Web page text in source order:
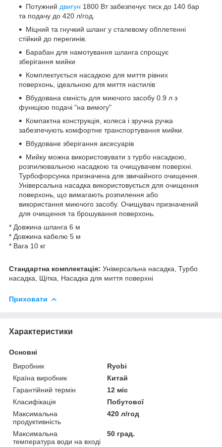
Потужний двигун 1800 Вт забезпечує тиск до 140 бар
та подачу до 420 л/год.
Міцний та гнучкий шланг у сталевому обплетенні
стійкий до перегинів.
Барабан для намотування шланга спрощує
зберігання мийки
Комплектується насадкою для миття рівних
поверхонь, ідеальною для миття настилів
Вбудована ємність для миючого засобу 0.9 л з
функцією подачі "на вимогу"
Компактна конструкція, колеса і зручна ручка
забезпечують комфортне транспортування мийки.
Вбудоване зберігання аксесуарів
Мийку можна використовувати з турбо насадкою,
розпилювальною насадкою та очищувачем поверхні.
Турбофорсунка призначена для звичайного очищення.
Універсальна насадка використовується для очищення
поверхонь, що вимагають розпилення або
використання миючого засобу. Очищувач призначений
для очищення та брошування поверхонь.
* Довжина шланга 6 м
* Довжина кабелю 5 м
* Вага 10 кг
Стандартна комплектація: Універсальна насадка, Турбо
насадка, Щітка, Насадка для миття поверхні
Приховати
Характеристики
Основні
Виробник
Ryobi
Країна виробник
Китай
Гарантійний термін
12 міс
Класифікація
Побутової
Максимальна
продуктивність
420 л/год
Максимальна
температура води на вході
50 град.